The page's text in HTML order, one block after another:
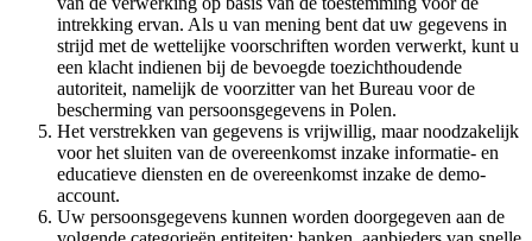
intrekking ervan. Als u van mening bent dat uw gegevens in
strijd met de wettelijke voorschriften worden verwerkt, kunt u
een klacht indienen bij de bevoegde toezichthoudende
autoriteit, namelijk de voorzitter van het Bureau voor de
bescherming van persoonsgegevens in Polen.
Het verstrekken van gegevens is vrijwillig, maar noodzakelijk
voor het sluiten van de overeenkomst inzake informatie- en
educatieve diensten en de overeenkomst inzake de demo-
account.
Uw persoonsgegevens kunnen worden doorgegeven aan de